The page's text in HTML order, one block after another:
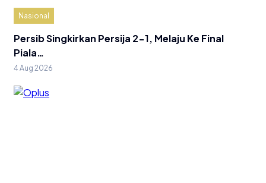
Nasional
Persib Singkirkan Persija 2-1, Melaju Ke Final
Piala…
4 Aug 2026